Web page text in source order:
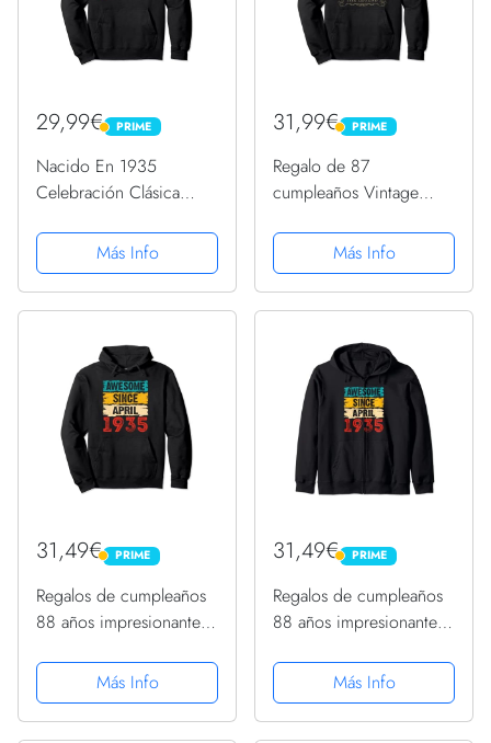
29,99€ PRIME
PRIME
Nacido En 1935
Celebración Clásica
Sudadera con Capucha
Más Info
31,99€ PRIME
PRIME
Regalo de 87
cumpleaños Vintage
años Sudadera con
Capucha
Más Info
31,49€ PRIME
PRIME
Regalos de cumpleaños
88 años impresionantes
Sudadera con Capucha
Más Info
31,49€ PRIME
PRIME
Regalos de cumpleaños
88 años impresionantes
Sudadera con Capucha
Más Info